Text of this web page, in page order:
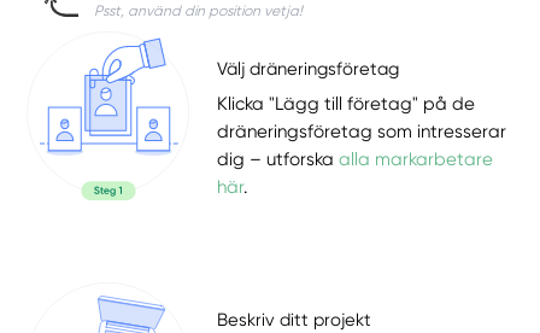
Psst, använd din position vetja!
Välj dräneringsföretag
Klicka "Lägg till företag" på de
dräneringsföretag som intresserar
dig – utforskaalla markarbetare
här.
Beskriv ditt projekt